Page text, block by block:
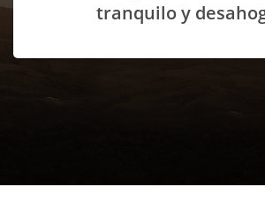
tranquilo y